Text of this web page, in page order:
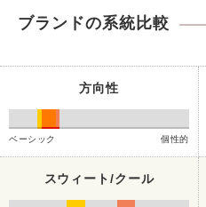
ブランドの系統比較
方向性
ベーシック 個性的
スウィート/クール